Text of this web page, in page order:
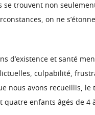
se trouvent non
on ne
d’existence et santé
culpabilité,
nous avons recueillis, le
quatre enfants âgés de 4